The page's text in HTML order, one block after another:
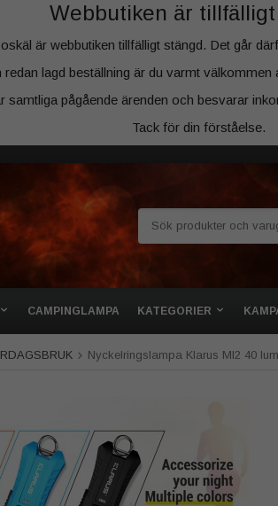
Webbutiken är
är webbutiken tillfälligt stängd. Det går
lagd beställning är du varmt välkommen
samtliga pågående ärenden och besvarar
Tack för din förståelse.
CAMPINGLAMPA KATEGORIER
Nyckelringslampa Klarus MI2 40